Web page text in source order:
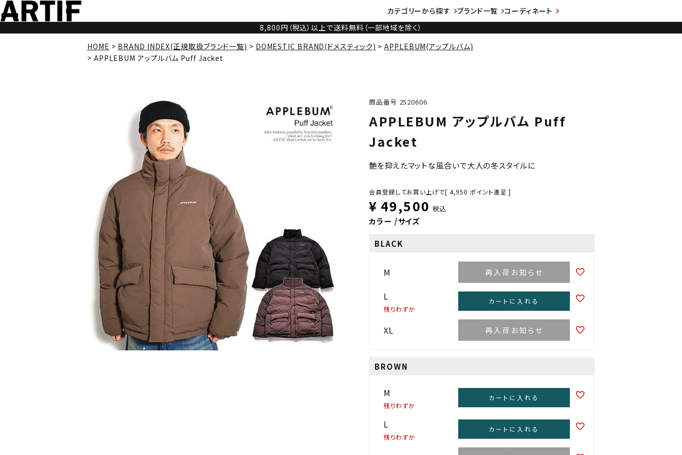
カテゴリーから探す ブランド一覧
コーディネート
8,800円（税込）以上で送料無料（一部地域を除く）
HOME
BRAND INDEX(正規取扱ブランド一覧) DOMESTIC BRAND(ドメスティック)
APPLEBUM(アップルバム)
APPLEBUM アップルバム Puff Jacket
商品番号 2520606
APPLEBUM アップルバム Puff
Jacket
艶を抑えたマットな風合いで大人の冬スタイルに
会員登録してお買い上げで[ 4,950 ポイント進呈 ]
¥ 49,500 税込
カラー サイズ
BLACK
M 再入荷お知らせ
L
残りわずか
カートに入れる
XL 再入荷お知らせ
BROWN
M
残りわずか
カートに入れる
L
残りわずか
カートに入れる